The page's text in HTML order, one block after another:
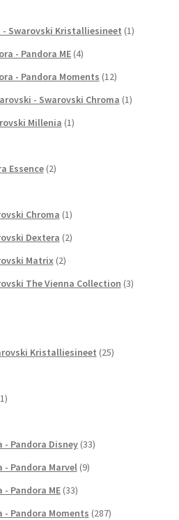
- Swarovski Kristalliesineet (1)
- Pandora ME (4)
- Pandora Moments (12)
- Swarovski Chroma (1)
Millenia (1)
Essence (2)
Chroma (1)
Dextera (2)
Matrix (2)
The Vienna Collection (3)
Kristalliesineet (25)
- Pandora Disney (33)
- Pandora Marvel (9)
Pandora ME (33)
- Pandora Moments (287)